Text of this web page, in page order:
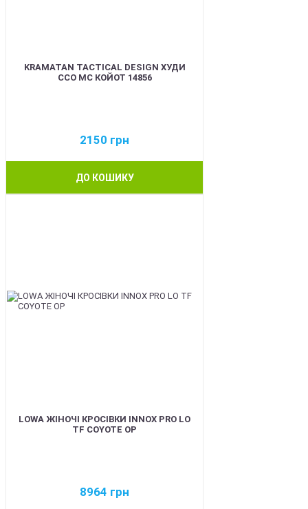
KRAMATAN TACTICAL DESIGN ХУДИ
ССО МС КОЙОТ 14856
2150 грн
ДО КОШИКУ
LOWA ЖІНОЧІ КРОСІВКИ INNOX PRO LO
TF COYOTE OP
8964 грн